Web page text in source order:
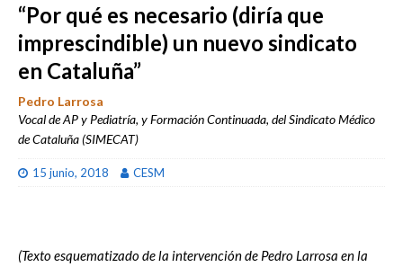
“Por qué es necesario (diría que
imprescindible) un nuevo sindicato
en Cataluña”
Pedro Larrosa
Vocal de AP y Pediatría, y Formación Continuada, del Sindicato Médico
de Cataluña (SIMECAT)
15 junio, 2018 CESM
(Texto esquematizado de la intervención de Pedro Larrosa en la